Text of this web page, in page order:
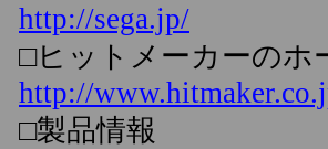
http://sega.jp/
□ヒットメーカーのホ
http://
□製品情報